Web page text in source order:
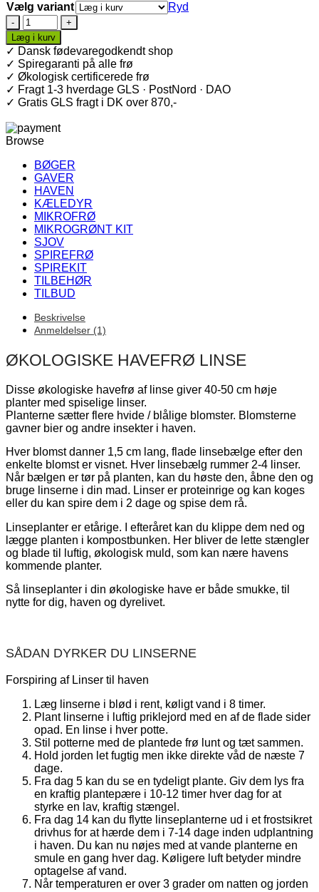
Vælg variant
Ryd
Økologiske
havefrø
·
Linse
antal
Læg i kurv
✓ Dansk fødevaregodkendt shop
✓ Spiregaranti på alle frø
✓ Økologisk certificerede frø
✓ Fragt 1-3 hverdage GLS · PostNord · DAO
✓ Gratis GLS fragt i DK over 870,-
Browse
BØGER
GAVER
HAVEN
KÆLEDYR
MIKROFRØ
MIKROGRØNT KIT
SJOV
SPIREFRØ
SPIREKIT
TILBEHØR
TILBUD
Beskrivelse
Anmeldelser (1)
ØKOLOGISKE HAVEFRØ LINSE
Disse økologiske havefrø af linse giver 40-50 cm høje
planter med spiselige linser.
Planterne sætter flere hvide / blålige blomster. Blomsterne
gavner bier og andre insekter i haven.
Hver blomst danner 1,5 cm lang, flade linsebælge efter den
enkelte blomst er visnet. Hver linsebælg rummer 2-4 linser.
Når bælgen er tør på planten, kan du høste den, åbne den og
bruge linserne i din mad. Linser er proteinrige og kan koges
eller du kan spire dem i 2 dage og spise dem rå.
Linseplanter er etårige. I efteråret kan du klippe dem ned og
lægge planten i kompostbunken. Her bliver de lette stængler
og blade til luftig, økologisk muld, som kan nære havens
kommende planter.
Så linseplanter i din økologiske have er både smukke, til
nytte for dig, haven og dyrelivet.
SÅDAN DYRKER DU LINSERNE
Forspiring af Linser til haven
Læg linserne i blød i rent, køligt vand i 8 timer.
Plant linserne i luftig priklejord med en af de flade sider
opad. En linse i hver potte.
Stil potterne med de plantede frø lunt og tæt sammen.
Hold jorden let fugtig men ikke direkte våd de næste 7
dage.
Fra dag 5 kan du se en tydeligt plante. Giv dem lys fra
en kraftig plantepære i 10-12 timer hver dag for at
styrke en lav, kraftig stængel.
Fra dag 14 kan du flytte linseplanterne ud i et frostsikret
drivhus for at hærde dem i 7-14 dage inden udplantning
i haven. Du kan nu nøjes med at vande planterne en
smule en gang hver dag. Køligere luft betyder mindre
optagelse af vand.
Når temperaturen er over 3 grader om natten og jorden